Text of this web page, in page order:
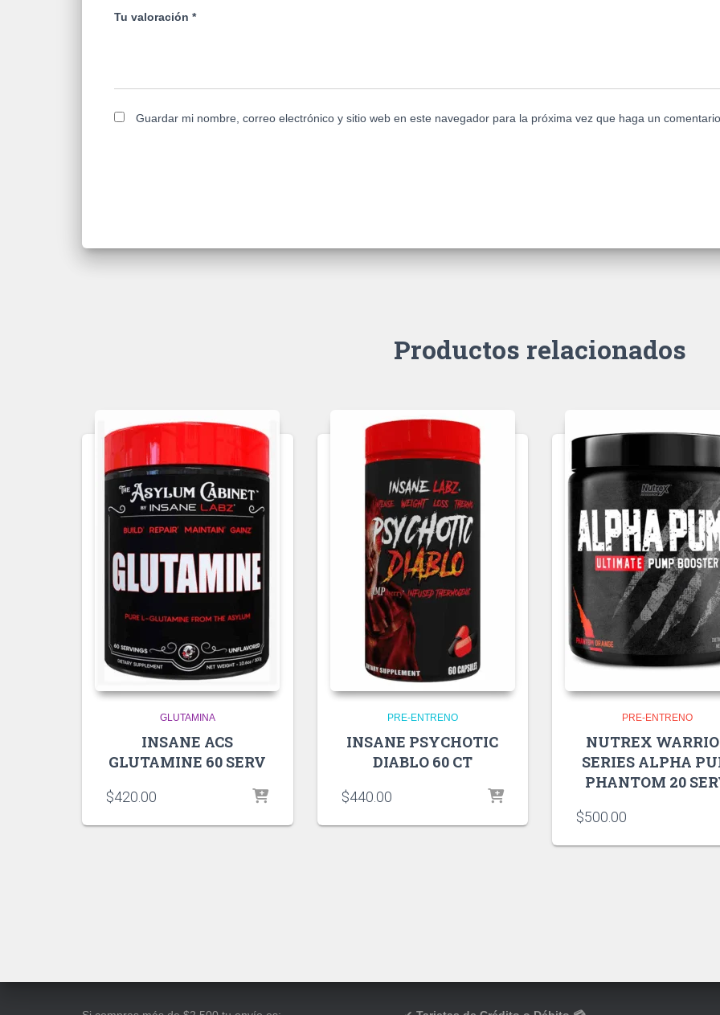
Tu valoración *
Guardar mi nombre, correo electrónico y sitio web en este navegador para la próxima vez que haga un
Productos relacionados
GLUTAMINA
INSANE ACS
GLUTAMINE 60 SERV
$420.00
PRE-ENTRENO
INSANE PSYCHOTIC
DIABLO 60 CT
$440.00
PRE-ENTRENO
NUTREX
SERIES ALPHA
PHANTOM 20
$500.00